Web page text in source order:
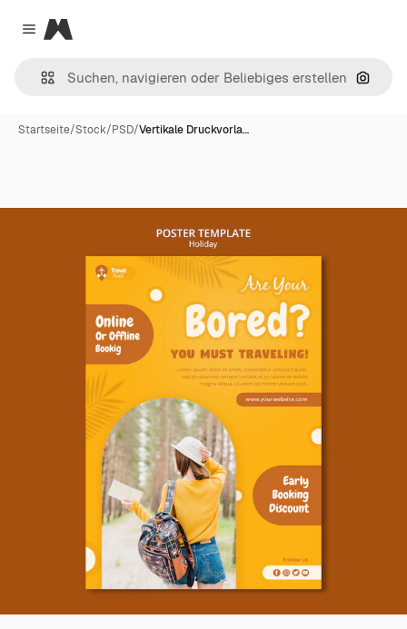
Close menu
Magnific
Nach
Startseite/Stock/PSD/Vertikale Druckvorla…